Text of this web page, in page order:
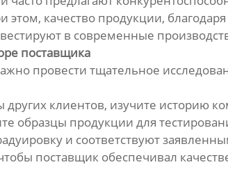
этом, качество продукции,
в современные
поставщика
провести тщательное
других клиентов, изучите историю
образцы продукции для
и соответствуют
поставщик обеспечивал